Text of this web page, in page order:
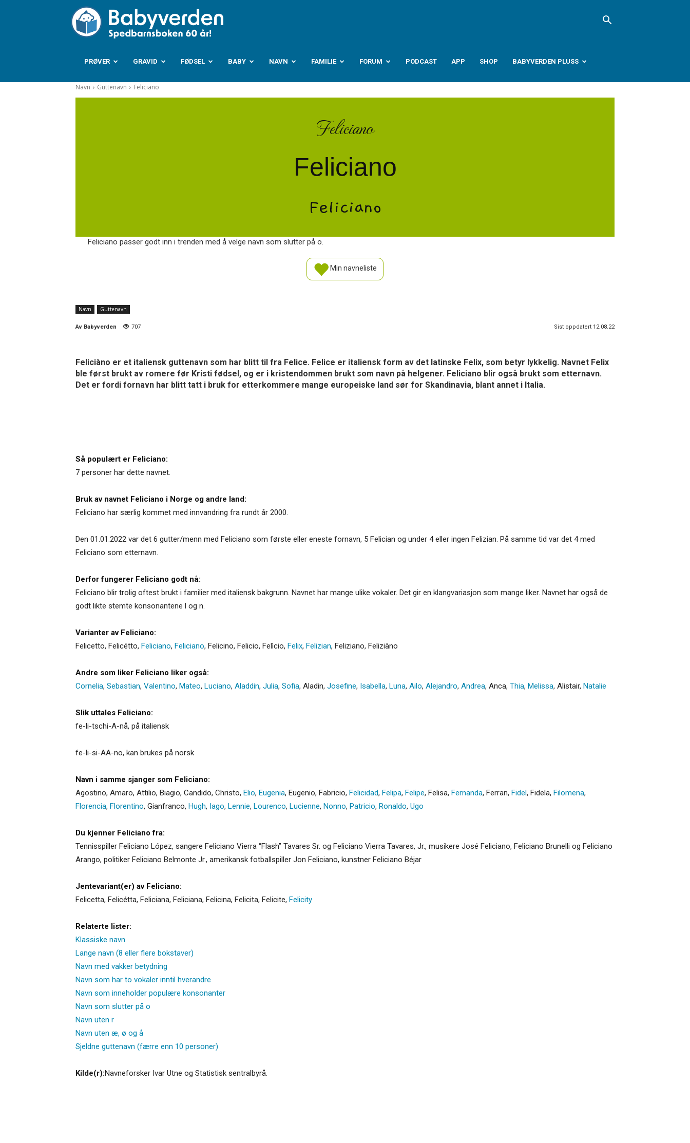
Babyverden.no
PRØVER GRAVID FØDSEL BABY NAVN FAMILIE FORUM PODCAST APP SHOP BABYVERDEN PLUSS
Navn Guttenavn Feliciano
Feliciano
Feliciano
Feliciano
Feliciano passer godt inn i trenden med å velge navn som slutter på o.
Min navneliste
Navn Guttenavn
Av Babyverden 707 Sist oppdatert 12.08.22
Feliciàno er et italiensk guttenavn som har blitt til fra Felice. Felice er italiensk form av det latinske Felix, som betyr lykkelig. Navnet Felix
ble først brukt av romere før Kristi fødsel, og er i kristendommen brukt som navn på helgener. Feliciano blir også brukt som etternavn.
Det er fordi fornavn har blitt tatt i bruk for etterkommere mange europeiske land sør for Skandinavia, blant annet i Italia.
Så populært er Feliciano:
7 personer har dette navnet.
Bruk av navnet Feliciano i Norge og andre land:
Feliciano har særlig kommet med innvandring fra rundt år 2000.
Den 01.01.2022 var det 6 gutter/menn med Feliciano som første eller eneste fornavn, 5 Felician og under 4 eller ingen Felizian. På samme tid var det 4 med
Feliciano som etternavn.
Derfor fungerer Feliciano godt nå:
Feliciano blir trolig oftest brukt i familier med italiensk bakgrunn. Navnet har mange ulike vokaler. Det gir en klangvariasjon som mange liker. Navnet har også de
godt likte stemte konsonantene l og n.
Varianter av Feliciano:
Felicetto, Felicétto, Feliciano, Feliciano, Felicino, Felicio, Felìcio, Felix, Felizian, Feliziano, Feliziàno
Andre som liker Feliciano liker også:
Cornelia, Sebastian, Valentino, Mateo, Luciano, Aladdin, Julia, Sofia, Aladin, Josefine, Isabella, Luna, Ailo, Alejandro, Andrea, Anca, Thia, Melissa, Alistair, Natalie
Slik uttales Feliciano:
fe-li-tschi-A-nå, på italiensk
fe-li-si-AA-no, kan brukes på norsk
Navn i samme sjanger som Feliciano:
Agostino, Amaro, Attilio, Biagio, Candido, Christo, Elio, Eugenia, Eugenio, Fabricio, Felicidad, Felipa, Felipe, Felisa, Fernanda, Ferran, Fidel, Fidela, Filomena,
Florencia, Florentino, Gianfranco, Hugh, Iago, Lennie, Lourenco, Lucienne, Nonno, Patricio, Ronaldo, Ugo
Du kjenner Feliciano fra:
Tennisspiller Feliciano López, sangere Feliciano Vierra “Flash” Tavares Sr. og Feliciano Vierra Tavares, Jr., musikere José Feliciano, Feliciano Brunelli og Feliciano
Arango, politiker Feliciano Belmonte Jr., amerikansk fotballspiller Jon Feliciano, kunstner Feliciano Béjar
Jentevariant(er) av Feliciano:
Felicetta, Felicétta, Feliciana, Feliciana, Felicina, Felicita, Felicite, Felicity
Relaterte lister:
Klassiske navn
Lange navn (8 eller flere bokstaver)
Navn med vakker betydning
Navn som har to vokaler inntil hverandre
Navn som inneholder populære konsonanter
Navn som slutter på o
Navn uten r
Navn uten æ, ø og å
Sjeldne guttenavn (færre enn 10 personer)
Kilde(r):Navneforsker Ivar Utne og Statistisk sentralbyrå.